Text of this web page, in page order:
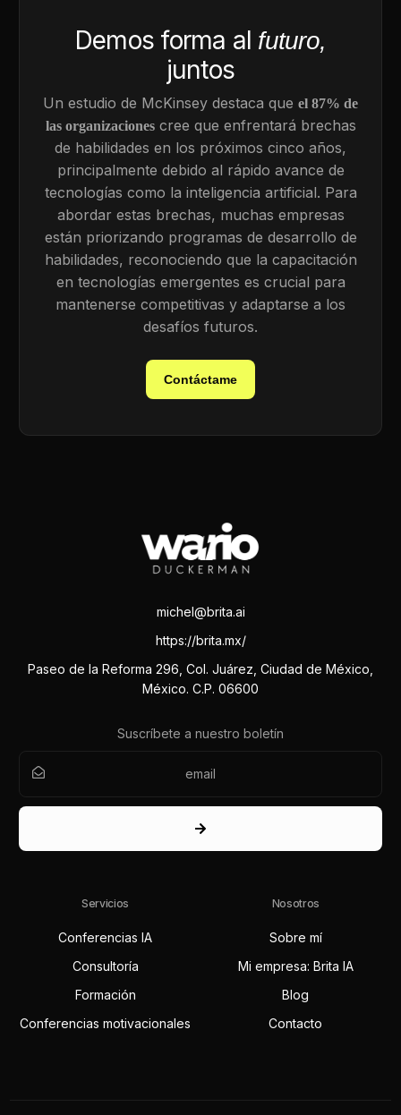
Demos forma al futuro,
juntos
Un estudio de McKinsey destaca que el 87% de
las organizacionescree que enfrentará brechas
de habilidades en los próximos cinco años,
principalmente debido al rápido avance de
tecnologías como la inteligencia artificial. Para
abordar estas brechas, muchas empresas
están priorizando programas de desarrollo de
habilidades, reconociendo que la capacitación
en tecnologías emergentes es crucial para
mantenerse competitivas y adaptarse a los
desafíos futuros.
Contáctame
michel@brita.ai
https://brita.mx/
Paseo de la Reforma 296, Col. Juárez, Ciudad de México,
México. C.P. 06600
Suscríbete a nuestro boletín
Servicios
Conferencias IA
Consultoría
Formación
Conferencias motivacionales
Nosotros
Sobre mí
Mi empresa: Brita IA
Blog
Contacto